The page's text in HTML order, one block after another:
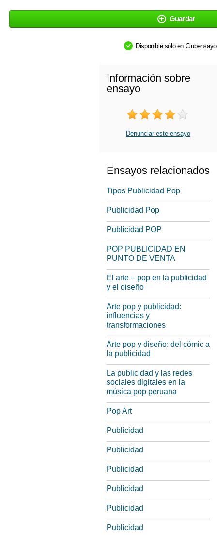
Guardar
Disponible sólo en
Información sobre
ensayo
Denunciar este ensayo
Ensayos relacionados
Tipos Publicidad Pop
Publicidad Pop
Publicidad POP
POP PUBLICIDAD EN
PUNTO DE VENTA
El arte – pop en la publicidad
y el diseño
Arte pop y publicidad:
influencias y
transformaciones
Arte pop y diseño: del cómic a
la publicidad
La publicidad y las redes
sociales digitales en la
música pop peruana
Pop Art
Publicidad
Publicidad
Publicidad
Publicidad
Publicidad
Publicidad